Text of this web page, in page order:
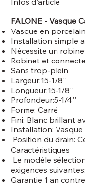
FALONE - Vasque
Vasque en
Installation simple
Nécessite un
Robinet et
Sans trop-plein
Largeur:15-1/8''
Longueur:15-1/8''
Profondeur:5-1/4''
Forme: Carré
Fini: Blanc brillant
Installation: Vasque
Position du drain:
Caractéristiques
Le modèle
exigences
Garantie 1 an